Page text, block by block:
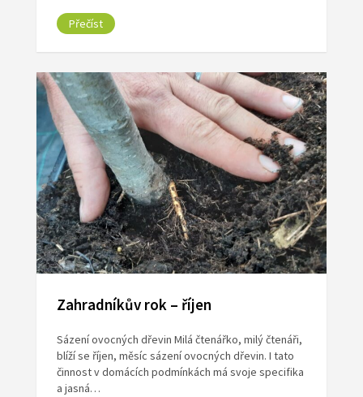
Přečíst
Zahradníkův rok – říjen
Sázení ovocných dřevin Milá čtenářko, milý čtenáři,
blíží se říjen, měsíc sázení ovocných dřevin. I tato
činnost v domácích podmínkách má svoje specifika
a jasná…